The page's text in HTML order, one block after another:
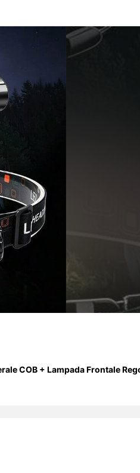
COB + Lampada Frontale